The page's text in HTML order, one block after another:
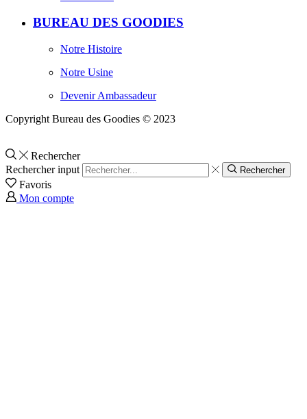
BUREAU DES GOODIES
Notre Histoire
Notre Usine
Devenir Ambassadeur
Copyright Bureau des Goodies © 2023
Rechercher
Rechercher input
Rechercher
Favoris
Mon compte